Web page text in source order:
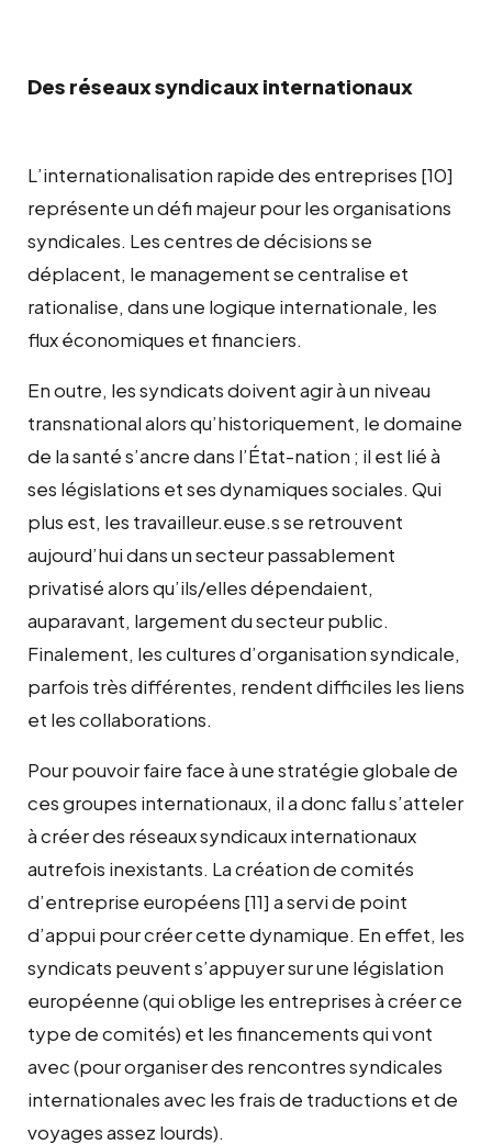
Des réseaux syndicaux internationaux
L’internationalisation rapide des entreprises [10]
représente un défi majeur pour les organisations
syndicales. Les centres de décisions se
déplacent, le management se centralise et
rationalise, dans une logique internationale, les
fluxéconomiques et financiers.
En outre, les syndicats doivent agir à un niveau
transnational alors qu’historiquement, le domaine
de la santé s’ancre dans l’État-nation ; il est lié à
ses législations et ses dynamiques sociales. Qui
plus est, les travailleur.euse.s se retrouvent
aujourd’hui dans un secteur passablement
privatisé alors qu’ils/elles dépendaient,
auparavant, largement du secteur public.
Finalement, les cultures d’organisation syndicale,
parfois très différentes, rendent difficiles les liens
et les collaborations.
Pour pouvoir faire face à une stratégie globale de
ces groupes internationaux, il a donc fallu s’atteler
à créer des réseaux syndicaux internationaux
autrefois inexistants. La création de comités
d’entreprise européens [11] a servi de point
d’appui pour créer cette dynamique. En effet, les
syndicats peuvent s’appuyer sur une législation
européenne (qui oblige les entreprises à créer ce
type de comités) et les financements qui vont
avec (pour organiser des rencontres syndicales
internationales avec les frais de traductions et de
voyages assez lourds).